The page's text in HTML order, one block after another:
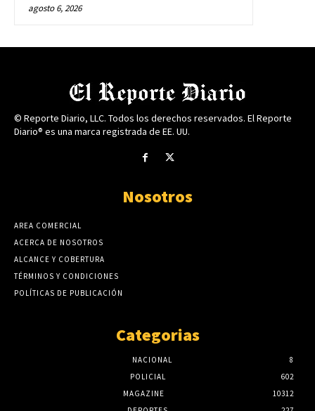
agosto 6, 2026
© Reporte Diario, LLC. Todos los derechos reservados. El Reporte
Diario® es una marca registrada de EE. UU.
Nosotros
AREA COMERCIAL
ACERCA DE NOSOTROS
ALCANCE Y COBERTURA
TÉRMINOS Y CONDICIONES
POLÍTICAS DE PUBLICACIÓN
Categorias
NACIONAL
8
POLICIAL
602
MAGAZINE
10312